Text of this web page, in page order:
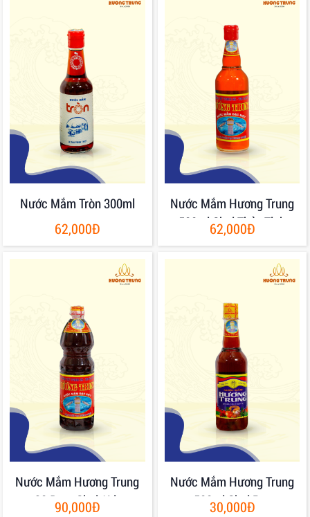
Nước Mắm Tròn 300ml
62,000Đ
Nước Mắm Hương Trung
500ml Chai Thủy Tinh
62,000Đ
Nước Mắm Hương Trung
30 Đạm Chai 1Lit
90,000Đ
Nước Mắm Hương Trung
500ml Chai Pet
30,000Đ